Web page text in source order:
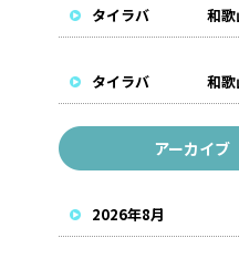
アーカイブ
2026年8月